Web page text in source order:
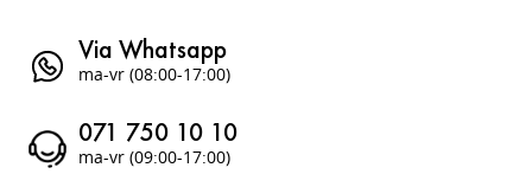
Via Whatsapp
ma-vr (08:00-17:00)
071 750 10 10
ma-vr (09:00-17:00)